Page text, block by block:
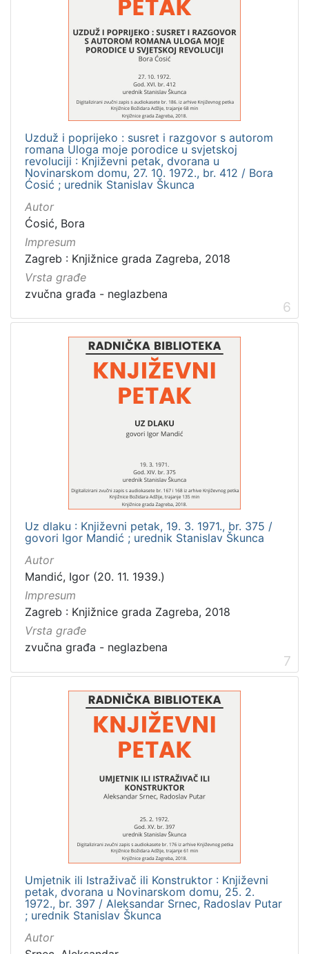
Uzduž i poprijeko : susret i razgovor s autorom
romana Uloga moje porodice u svjetskoj
revoluciji : Književni petak, dvorana u
Novinarskom domu, 27. 10. 1972., br. 412 / Bora
Ćosić ; urednik Stanislav Škunca
Autor
Ćosić, Bora
Impresum
Zagreb : Knjižnice grada Zagreba, 2018
Vrsta građe
zvučna građa - neglazbena
6
Uz dlaku : Književni petak, 19. 3. 1971., br. 375 /
govori Igor Mandić ; urednik Stanislav Škunca
Autor
Mandić, Igor (20. 11. 1939.)
Impresum
Zagreb : Knjižnice grada Zagreba, 2018
Vrsta građe
zvučna građa - neglazbena
7
Umjetnik ili Istraživač ili Konstruktor : Književni
petak, dvorana u Novinarskom domu, 25. 2.
1972., br. 397 / Aleksandar Srnec, Radoslav Putar
; urednik Stanislav Škunca
Autor